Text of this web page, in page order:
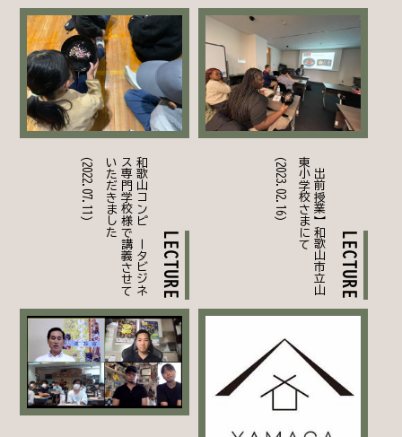
LECTURE
【
出
前
授
業
】
和
歌
山
市
立
山
東
小
学
校
さ
ま
に
て
(2023.02.16)
LECTURE
和
歌
山
コ
ン
ピ
ュ
ー
タ
ビ
ジ
ネ
ス
専
門
学
校
様
で
講
義
さ
せ
て
い
た
だ
き
ま
し
た
(2022.07.11)